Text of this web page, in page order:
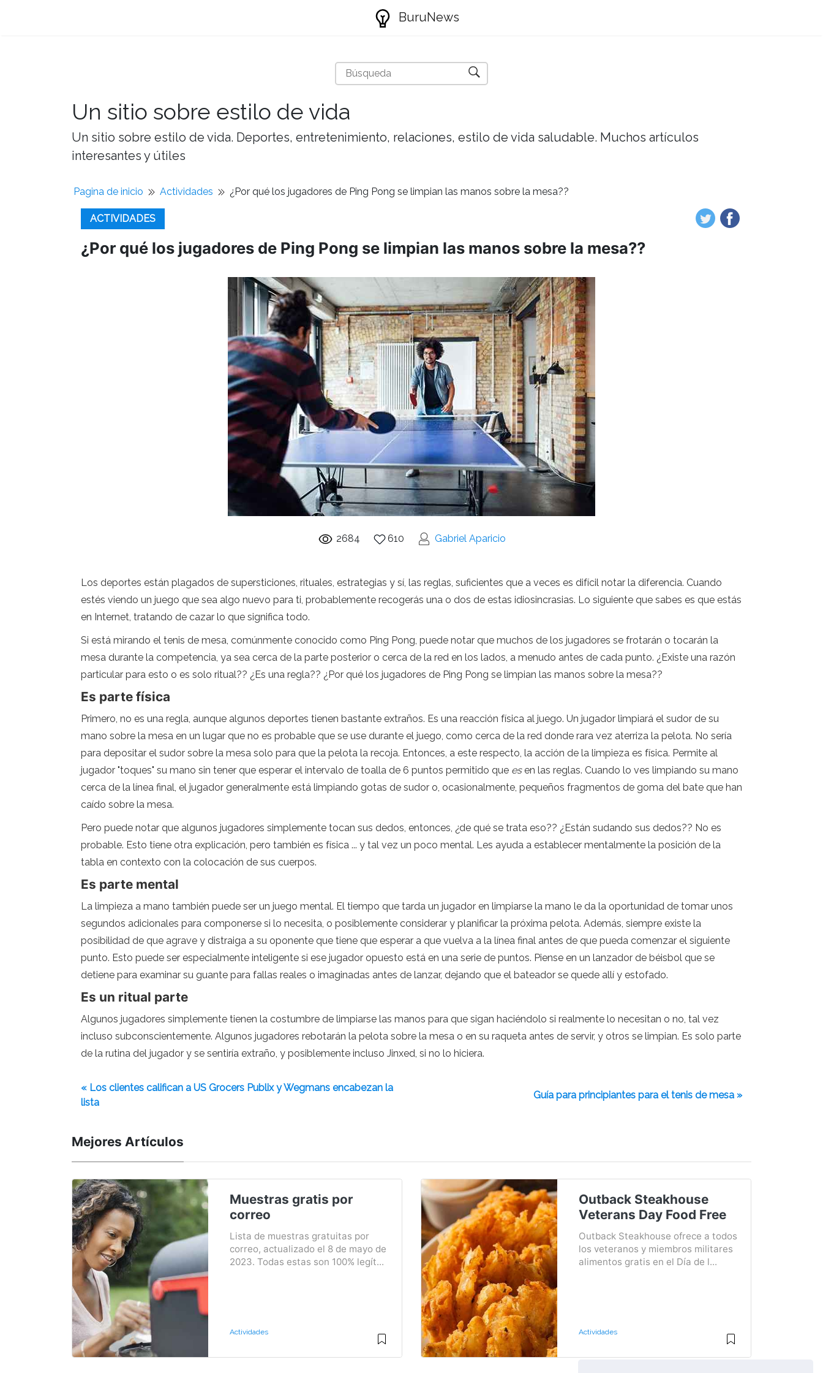
BuruNews
Un sitio sobre estilo de vida
Un sitio sobre estilo de vida. Deportes, entretenimiento, relaciones, estilo de vida saludable. Muchos artículos
interesantes y útiles
Pagina de inicio Actividades ¿Por qué los jugadores de Ping Pong se limpian las manos sobre la mesa??
ACTIVIDADES
¿Por qué los jugadores de Ping Pong se limpian las manos sobre la mesa??
2684 610 Gabriel Aparicio
Los deportes están plagados de supersticiones, rituales, estrategias y sí, las reglas, suficientes que a veces es difícil notar la diferencia. Cuando
estés viendo un juego que sea algo nuevo para ti, probablemente recogerás una o dos de estas idiosincrasias. Lo siguiente que sabes es que estás
en Internet, tratando de cazar lo que significa todo.
Si está mirando el tenis de mesa, comúnmente conocido como Ping Pong, puede notar que muchos de los jugadores se frotarán o tocarán la
mesa durante la competencia, ya sea cerca de la parte posterior o cerca de la red en los lados, a menudo antes de cada punto. ¿Existe una razón
particular para esto o es solo ritual?? ¿Es una regla?? ¿Por qué los jugadores de Ping Pong se limpian las manos sobre la mesa??
Es parte física
Primero, no es una regla, aunque algunos deportes tienen bastante extraños. Es una reacción física al juego. Un jugador limpiará el sudor de su
mano sobre la mesa en un lugar que no es probable que se use durante el juego, como cerca de la red donde rara vez aterriza la pelota. No sería
para depositar el sudor sobre la mesa solo para que la pelota la recoja. Entonces, a este respecto, la acción de la limpieza es física. Permite al
jugador "toques" su mano sin tener que esperar el intervalo de toalla de 6 puntos permitido que esen las reglas. Cuando lo ves limpiando su mano
cerca de la línea final, el jugador generalmente está limpiando gotas de sudor o, ocasionalmente, pequeños fragmentos de goma del bate que han
caído sobre la mesa.
Pero puede notar que algunos jugadores simplemente tocan sus dedos, entonces, ¿de qué se trata eso?? ¿Están sudando sus dedos?? No es
probable. Esto tiene otra explicación, pero también es física ... y tal vez un poco mental. Les ayuda a establecer mentalmente la posición de la
tabla en contexto con la colocación de sus cuerpos.
Es parte mental
La limpieza a mano también puede ser un juego mental. El tiempo que tarda un jugador en limpiarse la mano le da la oportunidad de tomar unos
segundos adicionales para componerse si lo necesita, o posiblemente considerar y planificar la próxima pelota. Además, siempre existe la
posibilidad de que agrave y distraiga a su oponente que tiene que esperar a que vuelva a la línea final antes de que pueda comenzar el siguiente
punto. Esto puede ser especialmente inteligente si ese jugador opuesto está en una serie de puntos. Piense en un lanzador de béisbol que se
detiene para examinar su guante para fallas reales o imaginadas antes de lanzar, dejando que el bateador se quede allí y estofado.
Es un ritual parte
Algunos jugadores simplemente tienen la costumbre de limpiarse las manos para que sigan haciéndolo si realmente lo necesitan o no, tal vez
incluso subconscientemente. Algunos jugadores rebotarán la pelota sobre la mesa o en su raqueta antes de servir, y otros se limpian. Es solo parte
de la rutina del jugador y se sentiría extraño, y posiblemente incluso Jinxed, si no lo hiciera.
« Los clientes califican a US Grocers Publix y Wegmans encabezan la
lista
Guía para principiantes para el tenis de mesa »
Mejores Artículos
Muestras gratis por
correo
Lista de muestras gratuitas por
correo, actualizado el 8 de mayo de
2023. Todas estas son 100% legít...
Actividades
Outback Steakhouse
Veterans Day Food Free
Outback Steakhouse ofrece a todos
los veteranos y miembros militares
alimentos gratis en el Día de l...
Actividades